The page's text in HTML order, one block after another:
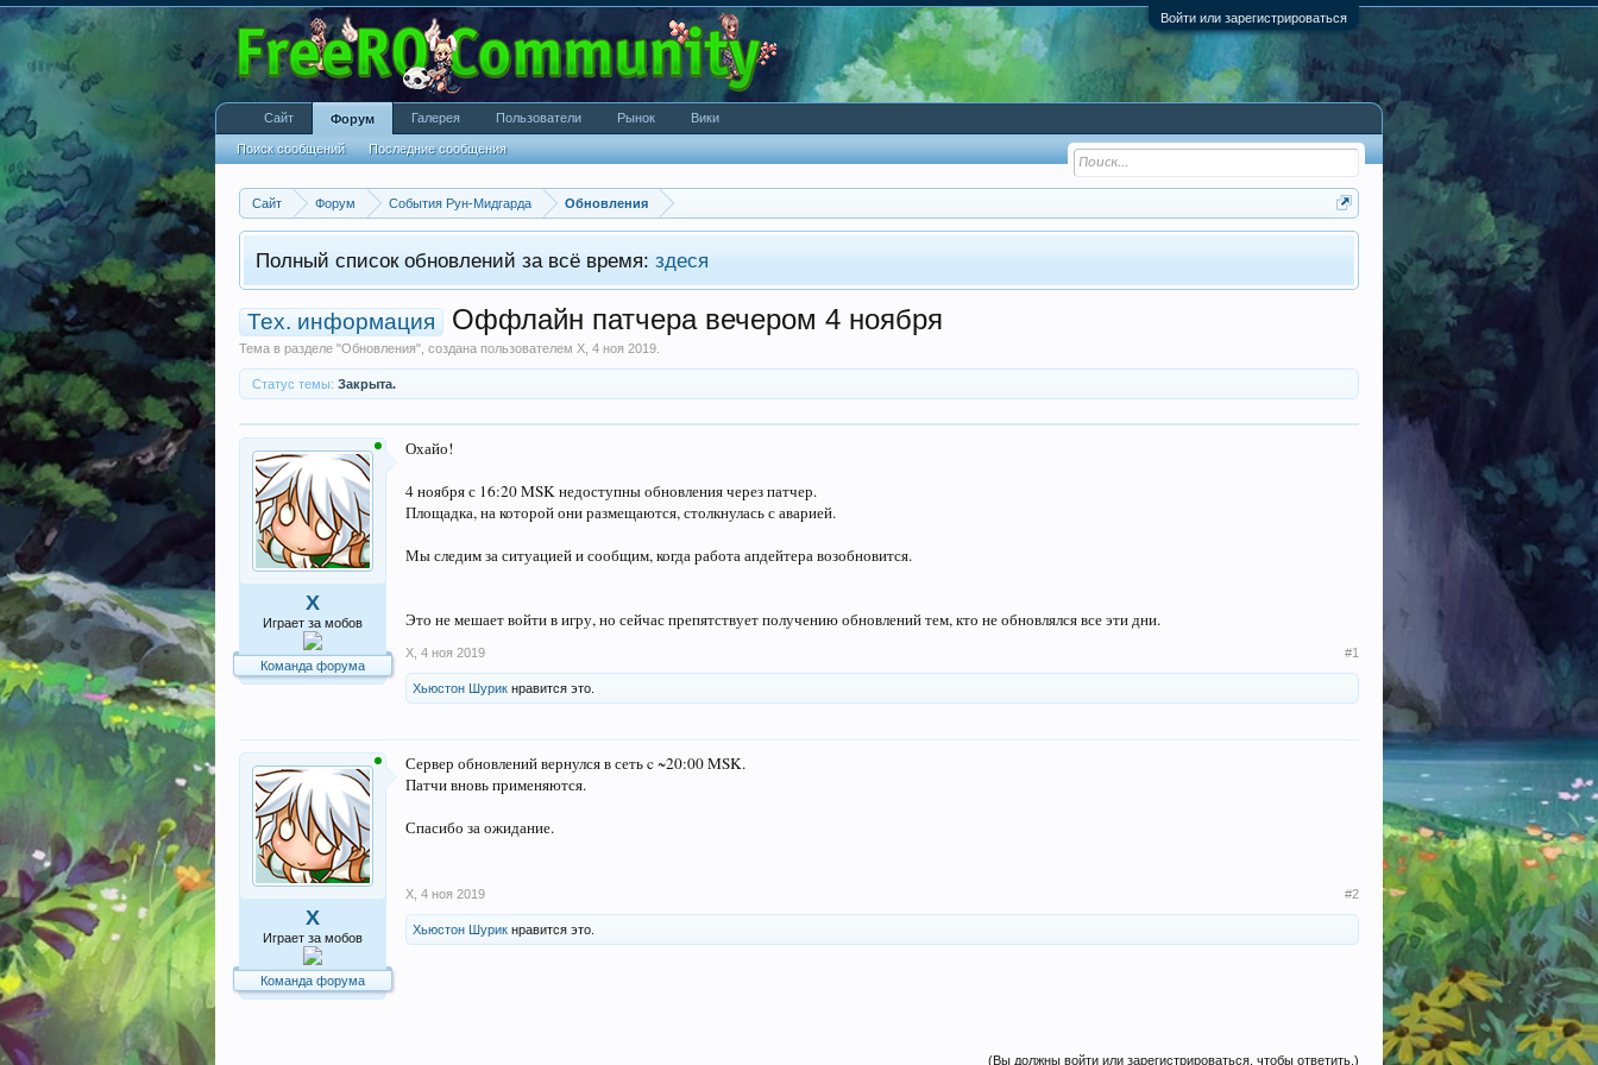
Войти или зарегистрироваться
Сайт Форум События Рун-Мидгарда Обновления
Полный список обновлений за всё время: здеся
Тех. информация Оффлайн патчера вечером 4 ноября
Тема в разделе "Обновления", создана пользователем X 4 ноя 2019
Статус темы: Закрыта.
X
Играет за мобов
Команда форума
Охайо!
4 ноября с 16:20 MSK недоступны обновления через патчер.
Площадка, на которой они размещаются, столкнулась с аварией.
Мы следим за ситуацией и сообщим, когда работа апдейтера возобновится.
Это не мешает войти в игру, но сейчас препятствует получению обновлений тем, кто не обновлялся все эти дни.
X 4 ноя 2019 #1
Хьюстон Шурик нравится это.
X
Играет за мобов
Команда форума
Сервер обновлений вернулся в сеть c ~20:00 MSK.
Патчи вновь применяются.
Спасибо за ожидание.
X 4 ноя 2019 #2
Хьюстон Шурик нравится это.
(Вы должны войти или зарегистрироваться, чтобы ответить.)
Сайт Форум
Поиск сообщений Последние сообщения
Галерея Пользователи Рынок Вики